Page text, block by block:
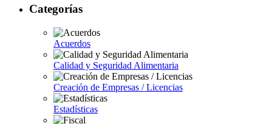
Categorías
Acuerdos
Calidad y Seguridad Alimentaria
Creación de Empresas / Licencias
Estadísticas